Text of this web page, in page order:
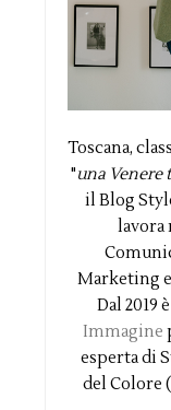
Toscana,
"una Venere
il Blog
lavora
Marketing
Dal 2019
Immagine
esperta di
del Colore